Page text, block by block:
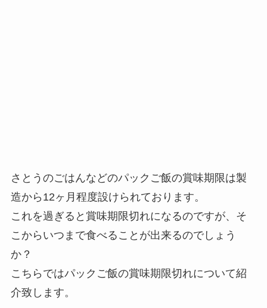
さとうのごはんなどのパックご飯の賞味期限は製
造から12ヶ月程度設けられております。
これを過ぎると賞味期限切れになるのですが、そ
こからいつまで食べることが出来るのでしょう
か？
こちらではパックご飯の賞味期限切れについて紹
介致します。